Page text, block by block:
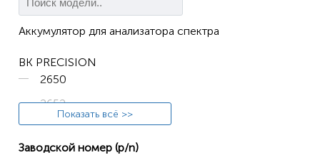
Аккумулятор для анализатора спектра
BK PRECISION
2650
2652
2658
Spectrum Analyzer
Показать всё >>
Заводской номер (p/n)